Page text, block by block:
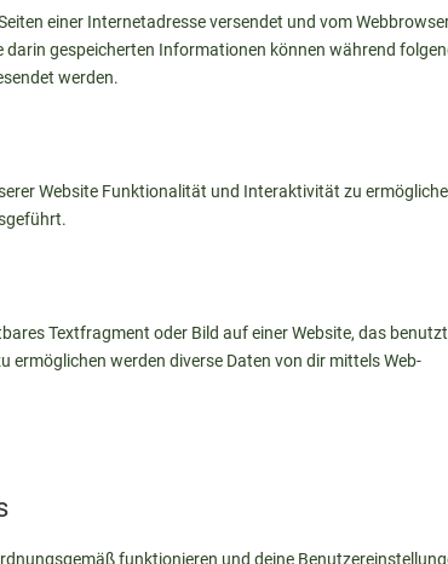
einer Internetadresse versendet und vom
darin gespeicherten Informationen können während
werden.
Website Funktionalität und Interaktivität zu
Textfragment oder Bild auf einer Website, das benutzt
ermöglichen werden diverse Daten von dir mittels Web-
funktionieren und deine